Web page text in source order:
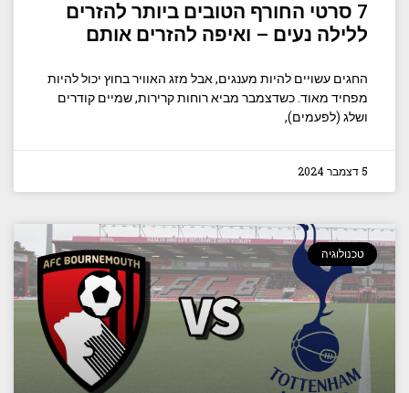
7 סרטי החורף הטובים ביותר להזרים
ללילה נעים – ואיפה להזרים אותם
החגים עשויים להיות מענגים, אבל מזג האוויר בחוץ יכול להיות
מפחיד מאוד. כשדצמבר מביא רוחות קרירות, שמיים קודרים
ושלג (לפעמים),
5 דצמבר 2024
טכנולוגיה